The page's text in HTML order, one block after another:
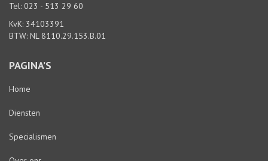
Tel: 023 - 513 29 60
KvK: 34103391
BTW: NL 8110.29.153.B.01
PAGINA’S
Home
Diensten
Specialismen